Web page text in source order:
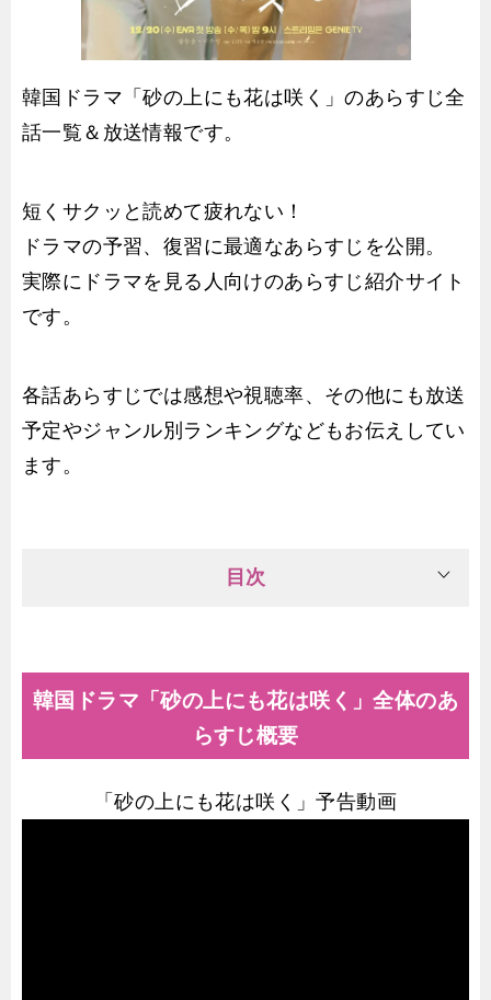
韓国ドラマ「砂の上にも花は咲く」のあらすじ全
話一覧＆放送情報です。
短くサクッと読めて疲れない！
ドラマの予習、復習に最適なあらすじを公開。
実際にドラマを見る人向けのあらすじ紹介サイト
です。
各話あらすじでは感想や視聴率、その他にも放送
予定やジャンル別ランキングなどもお伝えしてい
ます。
目次
韓国ドラマ「砂の上にも花は咲く」全体のあ
らすじ概要
「砂の上にも花は咲く」予告動画